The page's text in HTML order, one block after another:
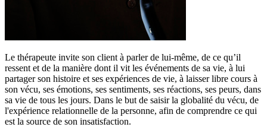
Le thérapeute invite son client à parler de lui-même, de ce qu’il
ressent et de la manière dont il vit les événements de sa vie, à lui
partager son histoire et ses expériences de vie, à laisser libre cours à
son vécu, ses émotions, ses sentiments, ses réactions, ses peurs, dans
sa vie de tous les jours. Dans le but de saisir la globalité du vécu, de
l'expérience relationnelle de la personne, afin de comprendre ce qui
est la source de son insatisfaction.